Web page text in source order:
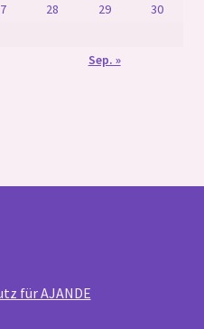
28 29
30
Sep. »
für AJANDE